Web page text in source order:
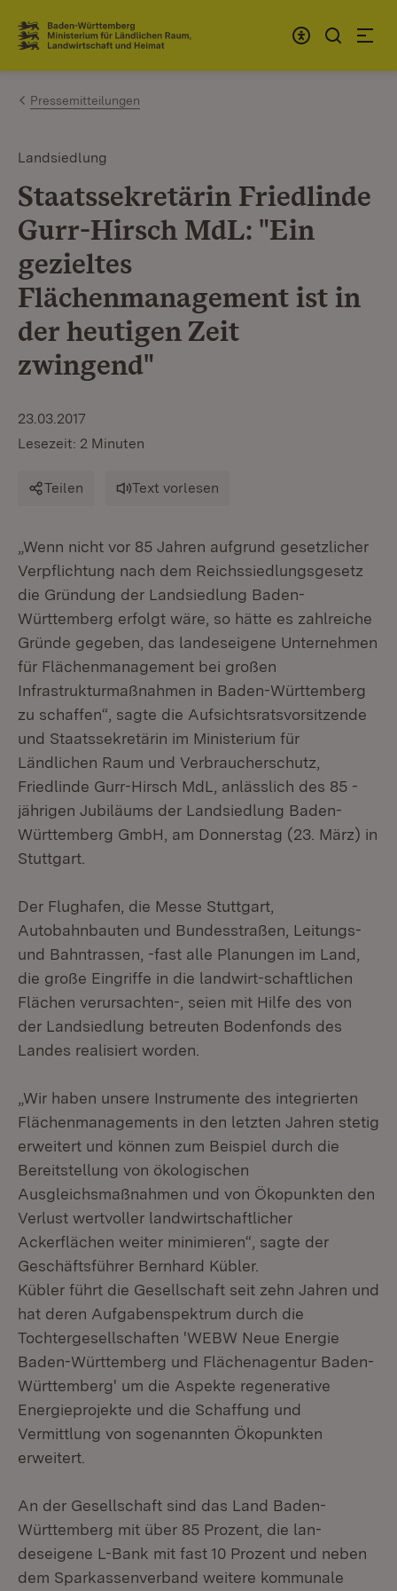
Zum Inhalt springen
Link zur Startseite
Pressemitteilungen
Landsiedlung
Staatssekretärin Friedlinde
Gurr-Hirsch MdL: "Ein
gezieltes
Flächenmanagement ist in
der heutigen Zeit
zwingend"
23.03.2017
Lesezeit: 2 Minuten
Teilen Text vorlesen
„Wenn nicht vor 85 Jahren aufgrund gesetzlicher
Verpflichtung nach dem Reichssiedlungsgesetz
die Gründung der Landsiedlung Baden-
Württemberg erfolgt wäre, so hätte es zahlreiche
Gründe gegeben, das landeseigene Unternehmen
für Flächenmanagement bei großen
Infrastrukturmaßnahmen in Baden-Württemberg
zu schaffen“, sagte die Aufsichtsratsvorsitzende
und Staatssekretärin im Ministerium für
Ländlichen Raum und Verbraucherschutz,
Friedlinde Gurr-Hirsch MdL, anlässlich des 85 -
jährigen Jubiläums der Landsiedlung Baden-
Württemberg GmbH, am Donnerstag (23. März) in
Stuttgart.
Der Flughafen, die Messe Stuttgart,
Autobahnbauten und Bundesstraßen, Leitungs-
und Bahntrassen, -fast alle Planungen im Land,
die große Eingriffe in die landwirt-schaftlichen
Flächen verursachten-, seien mit Hilfe des von
der Landsiedlung betreuten Bodenfonds des
Landes realisiert worden.
„Wir haben unsere Instrumente des integrierten
Flächenmanagements in den letzten Jahren stetig
erweitert und können zum Beispiel durch die
Bereitstellung von ökologischen
Ausgleichsmaßnahmen und von Ökopunkten den
Verlust wertvoller landwirtschaftlicher
Ackerflächen weiter minimieren“, sagte der
Geschäftsführer Bernhard Kübler.
Kübler führt die Gesellschaft seit zehn Jahren und
hat deren Aufgabenspektrum durch die
Tochtergesellschaften 'WEBW Neue Energie
Baden-Württemberg und Flächenagentur Baden-
Württemberg' um die Aspekte regenerative
Energieprojekte und die Schaffung und
Vermittlung von sogenannten Ökopunkten
erweitert.
An der Gesellschaft sind das Land Baden-
Württemberg mit über 85 Prozent, die lan-
deseigene L-Bank mit fast 10 Prozent und neben
dem Sparkassenverband weitere kommunale